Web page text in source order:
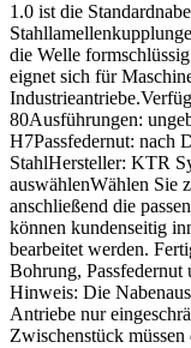
1.0 ist die
die Welle
eignet sich für
80Ausführungen:
H7Passfedernut: nach
StahlHersteller: KTR
auswählenWählen Sie
anschließend die
können kundenseitig
bearbeitet werden.
Bohrung,
Hinweis: Die
Antriebe nur
Zwischenstück